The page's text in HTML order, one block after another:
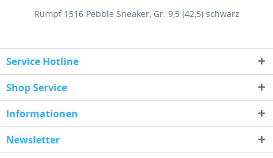
Rumpf 1516 Pebble Sneaker, Gr. 9,5 (42,5) schwarz
Service Hotline
Shop Service
Informationen
Newsletter